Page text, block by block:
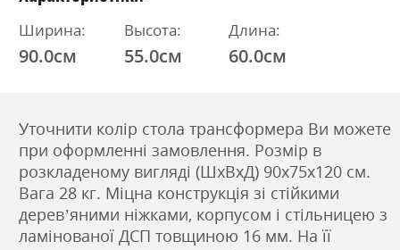
Ширина:
90.0см
Высота:
55.0см
Длина:
60.0см
Уточнити колір стола трансформера Ви можете
при оформленні замовлення. Розмір в
розкладеному вигляді (ШxВxД) 90х75х120 см.
Вага 28 кг. Міцна конструкція зі стійкими
дерев’яними ніжками, корпусом і стільницею з
ламінованої ДСП товщиною 16 мм. На її